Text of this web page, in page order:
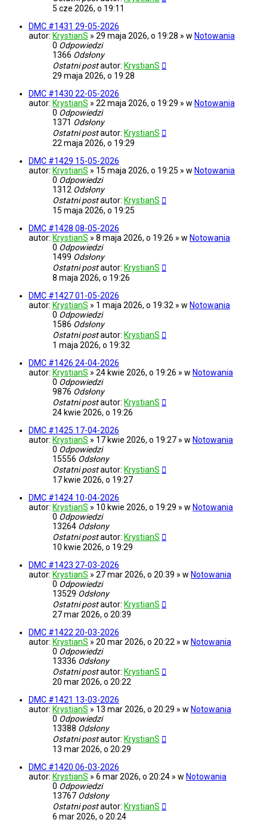
5 cze 2026, o 19:11
DMC #1431 29-05-2026
autor: KrystianS » 29 maja 2026, o 19:28 » w Notowania
0 Odpowiedzi
1366 Odsłony
Ostatni postautor: KrystianS
29 maja 2026, o 19:28
DMC #1430 22-05-2026
autor: KrystianS » 22 maja 2026, o 19:29 » w Notowania
0 Odpowiedzi
1371 Odsłony
Ostatni postautor: KrystianS
22 maja 2026, o 19:29
DMC #1429 15-05-2026
autor: KrystianS » 15 maja 2026, o 19:25 » w Notowania
0 Odpowiedzi
1312 Odsłony
Ostatni postautor: KrystianS
15 maja 2026, o 19:25
DMC #1428 08-05-2026
autor: KrystianS » 8 maja 2026, o 19:26 » w Notowania
0 Odpowiedzi
1499 Odsłony
Ostatni postautor: KrystianS
8 maja 2026, o 19:26
DMC #1427 01-05-2026
autor: KrystianS » 1 maja 2026, o 19:32 » w Notowania
0 Odpowiedzi
1586 Odsłony
Ostatni postautor: KrystianS
1 maja 2026, o 19:32
DMC #1426 24-04-2026
autor: KrystianS » 24 kwie 2026, o 19:26 » w Notowania
0 Odpowiedzi
9876 Odsłony
Ostatni postautor: KrystianS
24 kwie 2026, o 19:26
DMC #1425 17-04-2026
autor: KrystianS » 17 kwie 2026, o 19:27 » w Notowania
0 Odpowiedzi
15556 Odsłony
Ostatni postautor: KrystianS
17 kwie 2026, o 19:27
DMC #1424 10-04-2026
autor: KrystianS » 10 kwie 2026, o 19:29 » w Notowania
0 Odpowiedzi
13264 Odsłony
Ostatni postautor: KrystianS
10 kwie 2026, o 19:29
DMC #1423 27-03-2026
autor: KrystianS » 27 mar 2026, o 20:39 » w Notowania
0 Odpowiedzi
13529 Odsłony
Ostatni postautor: KrystianS
27 mar 2026, o 20:39
DMC #1422 20-03-2026
autor: KrystianS » 20 mar 2026, o 20:22 » w Notowania
0 Odpowiedzi
13336 Odsłony
Ostatni postautor: KrystianS
20 mar 2026, o 20:22
DMC #1421 13-03-2026
autor: KrystianS » 13 mar 2026, o 20:29 » w Notowania
0 Odpowiedzi
13388 Odsłony
Ostatni postautor: KrystianS
13 mar 2026, o 20:29
DMC #1420 06-03-2026
autor: KrystianS » 6 mar 2026, o 20:24 » w Notowania
0 Odpowiedzi
13767 Odsłony
Ostatni postautor: KrystianS
6 mar 2026, o 20:24